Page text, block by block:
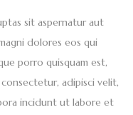
sit aspernatur aut
dolores eos qui
porro quisquam est,
adipisci velit,
incidunt ut labore et